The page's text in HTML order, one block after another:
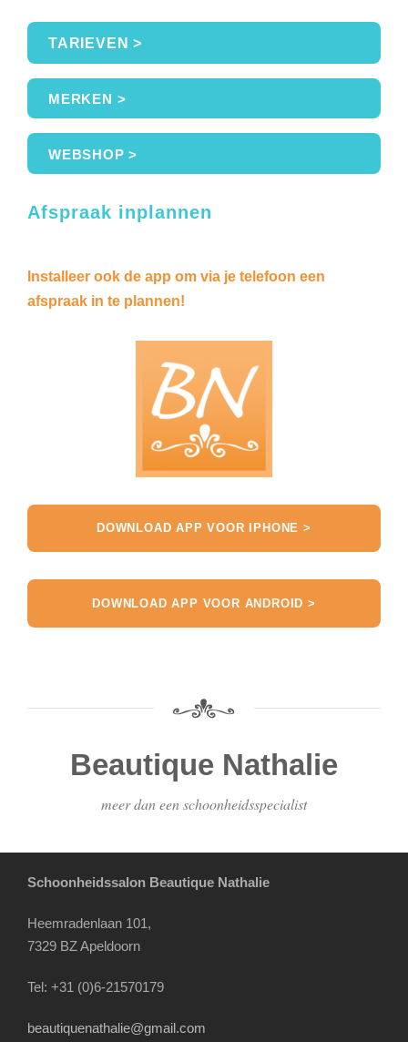
TARIEVEN >
MERKEN >
WEBSHOP >
Afspraak inplannen
Installeer ook de app om via je telefoon een
afspraak in te plannen!
DOWNLOAD APP VOOR IPHONE >
DOWNLOAD APP VOOR ANDROID >
Beautique Nathalie
meer dan een schoonheidsspecialist
Schoonheidssalon Beautique Nathalie
Heemradenlaan 101,
7329 BZ Apeldoorn
Tel: +31 (0)6-21570179
beautiquenathalie@gmail.com